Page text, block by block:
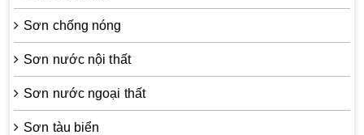
Sơn chống nóng
Sơn nước nội thất
Sơn nước ngoại thất
Sơn tàu biển